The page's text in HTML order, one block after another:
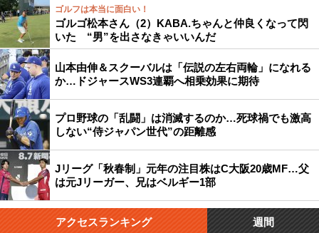
ゴルフは本当に面白い！
ゴルゴ松本さん（2）KABA.ちゃんと仲良くなって閃
いた “男”を出さなきゃいいんだ
山本由伸＆スクーバルは「伝説の左右両輪」になれる
か…ドジャースWS3連覇へ相乗効果に期待
プロ野球の「乱闘」は消滅するのか…死球禍でも激高
しない“侍ジャパン世代”の距離感
Jリーグ「秋春制」元年の注目株はC大阪20歳MF…父
は元Jリーガー、兄はベルギー1部
アクセスランキング 週間